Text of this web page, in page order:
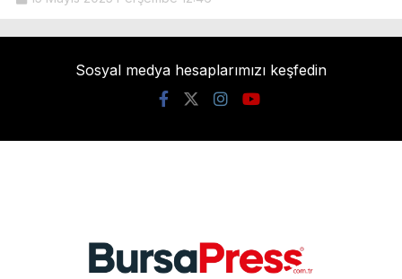
Sosyal medya hesaplarımızı keşfedin